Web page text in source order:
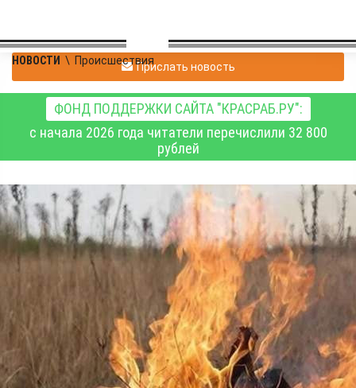
НОВОСТИ \ ПроисшествияПрислать новость
ФОНД ПОДДЕРЖКИ САЙТА "КРАСРАБ.РУ":
с начала 2026 года читатели перечислили 32 800
рублей
На территории
Красноярского края
сегодня тушат один
лесной пожар,
возникший из-за грозы